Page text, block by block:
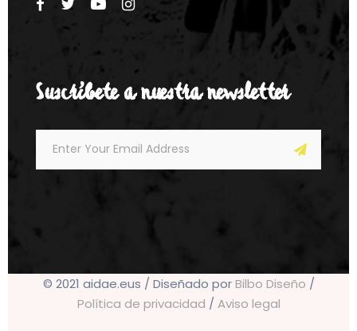
Suscríbete a nuestra newsletter
© 2021 aidae.eus / Diseñado porBilbo Diseño /
Política de privacidad / Aviso legal